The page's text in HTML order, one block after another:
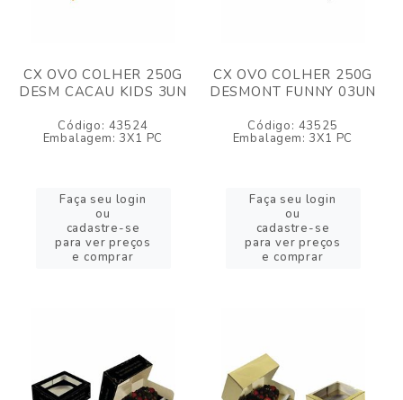
CX OVO COLHER 250G
DESM CACAU KIDS 3UN
Código: 43524
Embalagem: 3X1 PC
Faça seu login
ou
cadastre-se
para ver preços
e comprar
CX OVO COLHER 250G
DESMONT FUNNY 03UN
Código: 43525
Embalagem: 3X1 PC
Faça seu login
ou
cadastre-se
para ver preços
e comprar